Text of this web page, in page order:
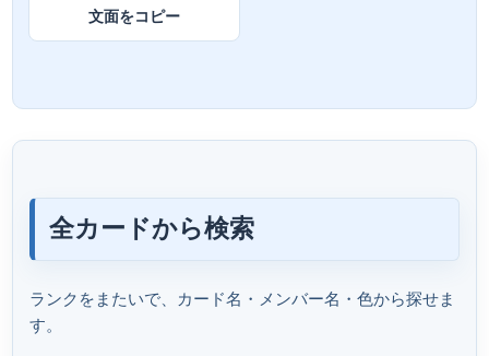
文面をコピー
全カードから検索
ランクをまたいで、カード名・メンバー名・色から探せま
す。